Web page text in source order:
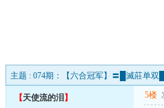
主题 : 074期：【六合冠军】〓█滅莊单双
【天使流的泪 】 5楼